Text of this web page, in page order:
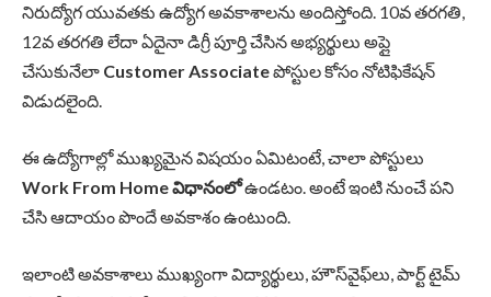
నిరుద్యోగ యువతకు ఉద్యోగ అవకాశాలను అందిస్తోంది. 10వ తరగతి,
12వ తరగతి లేదా ఏదైనా డిగ్రీ పూర్తి చేసిన అభ్యర్థులు అప్లై
చేసుకునేలా Customer Associateపోస్టుల కోసం నోటిఫికేషన్
విడుదలైంది.
ఈ ఉద్యోగాల్లో ముఖ్యమైన విషయం ఏమిటంటే, చాలా పోస్టులు
Work From Home విధానంలోఉండటం. అంటే ఇంటి నుంచే పని
చేసి ఆదాయం పొందే అవకాశం ఉంటుంది.
ఇలాంటి అవకాశాలు ముఖ్యంగా విద్యార్థులు, హౌస్‌వైఫ్‌లు, పార్ట్ టైమ్